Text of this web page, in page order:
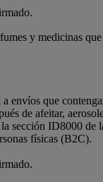
y medicinas
envíos que
de afeitar,
sección ID8000 de
físicas (B2C).